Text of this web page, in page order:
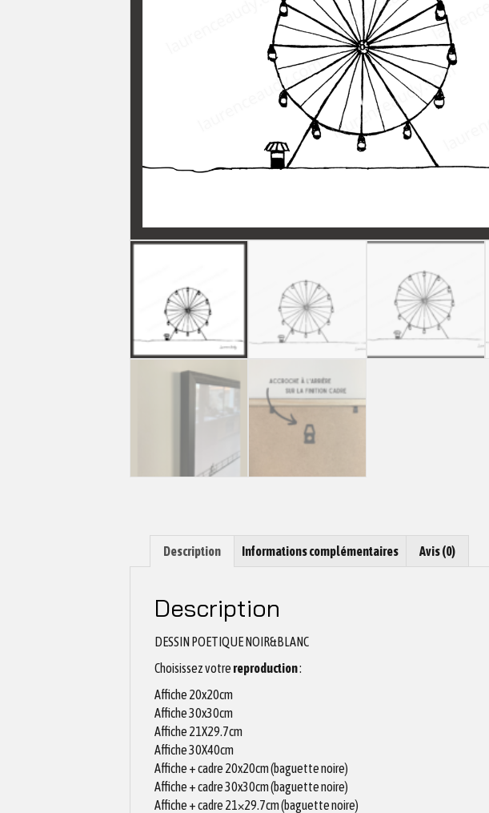
Description Informations complémentaires Avis (0)
Description
DESSIN POETIQUE NOIR&BLANC
Choisissez votre reproduction:
Affiche 20x20cm
Affiche 30x30cm
Affiche 21X29.7cm
Affiche 30X40cm
Affiche + cadre 20x20cm (baguette noire)
Affiche + cadre 30x30cm (baguette noire)
Affiche + cadre 21×29.7cm (baguette noire)